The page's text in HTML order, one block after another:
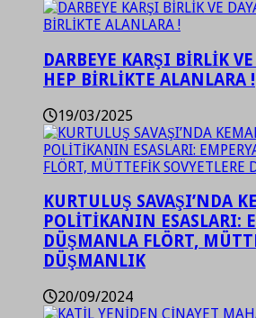
DARBEYE KARŞI BİRLİK
HEP BİRLİKTE ALANLARA !
19/03/2025
KURTULUŞ SAVAŞI’NDA
POLİTİKANIN ESASLARI:
DÜŞMANLA FLÖRT,
DÜŞMANLIK
20/09/2024